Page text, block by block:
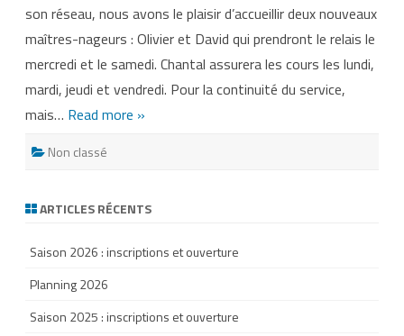
son réseau, nous avons le plaisir d’accueillir deux nouveaux
maîtres-nageurs : Olivier et David qui prendront le relais le
mercredi et le samedi. Chantal assurera les cours les lundi,
mardi, jeudi et vendredi. Pour la continuité du service,
mais… Read more »
Non classé
ARTICLES RÉCENTS
Saison 2026 : inscriptions et ouverture
Planning 2026
Saison 2025 : inscriptions et ouverture